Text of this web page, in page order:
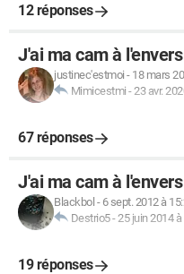
12 réponses
J'ai ma cam à
justinec'estmoi - 18 mars
Mimicestmi -23 avr.
67 réponses
J'ai ma cam à
Blackbol - 6 sept. 2012 à
Destrio5-25 juin 2014 à
19 réponses